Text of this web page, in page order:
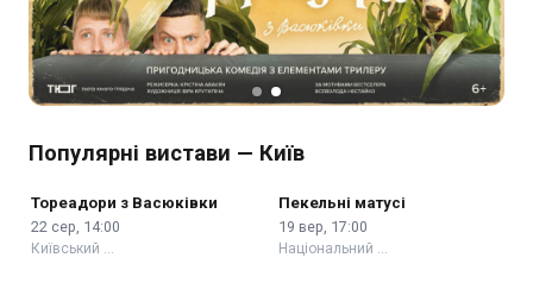
Популярні вистави — Київ
Тореадори з Васюківки
22 сер, 14:00
Київський …
Пекельні матусі
19 вер, 17:00
Національний …